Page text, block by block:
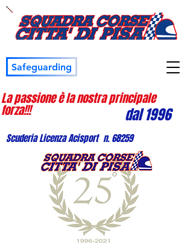
Safeguarding
La passione è la nostra principale
forza!!! dal 1996
Scuderia Licenza Acisport n. 68259